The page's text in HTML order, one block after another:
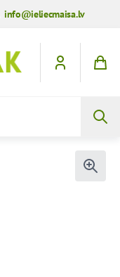
info@ieliecmaisa.lv